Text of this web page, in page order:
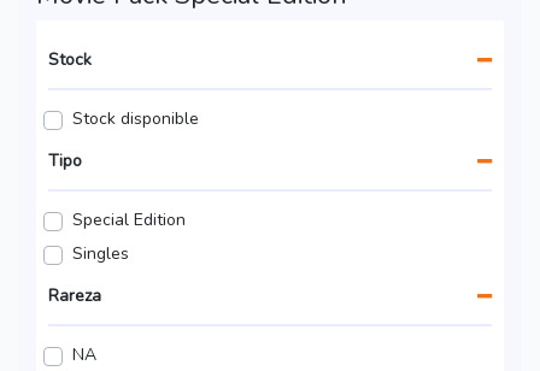
Stock
Stock disponible
Tipo
Special Edition
Singles
Rareza
NA